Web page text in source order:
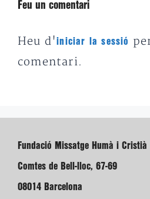
Feu un comentari
Heu d'iniciar la sessió
comentari.
Fundació Missatge Humà i Cristià
Comtes de Bell-lloc, 67-69
08014 Barcelona